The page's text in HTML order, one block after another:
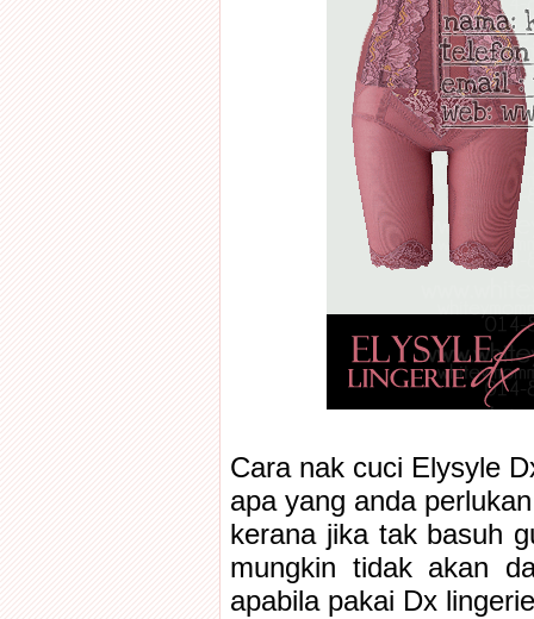
Cara nak cuci Elysyle
apa yang anda
kerana jika tak basuh
mungkin tidak akan
apabila pakai Dx